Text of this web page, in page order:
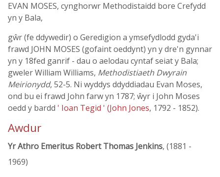
EVAN MOSES, cynghorwr Methodistaidd bore Crefydd
yn y Bala,
gŵr (fe ddywedir) o Geredigion a ymsefydlodd gyda'i
frawd JOHN MOSES (gofaint oeddynt) yn y dre'n gynnar
yn y 18fed ganrif - dau o aelodau cyntaf seiat y Bala;
gweler William Williams, Methodistiaeth Dwyrain
Meirionydd, 52-5. Ni wyddys ddyddiadau Evan Moses,
ond bu ei frawd John farw yn 1787; ŵyr i John Moses
oedd y bardd ' Ioan Tegid ' (John Jones, 1792 - 1852).
Awdur
Yr Athro Emeritus Robert Thomas Jenkins, (1881 -
1969)